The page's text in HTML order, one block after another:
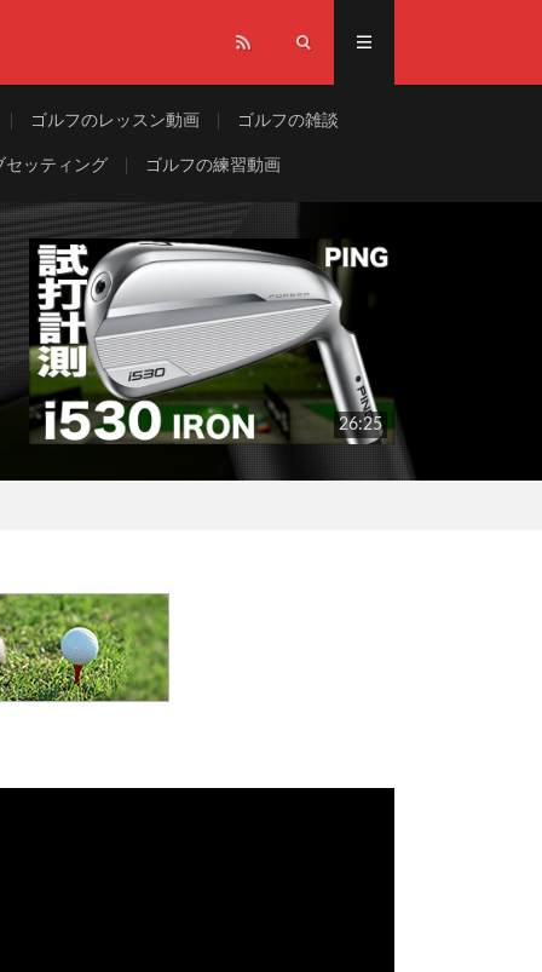
ゴルフのレッスン動画 ゴルフの雑談
セッティング ゴルフの練習動画
26:25